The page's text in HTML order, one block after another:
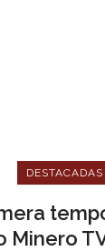
DESTACADAS
Minero